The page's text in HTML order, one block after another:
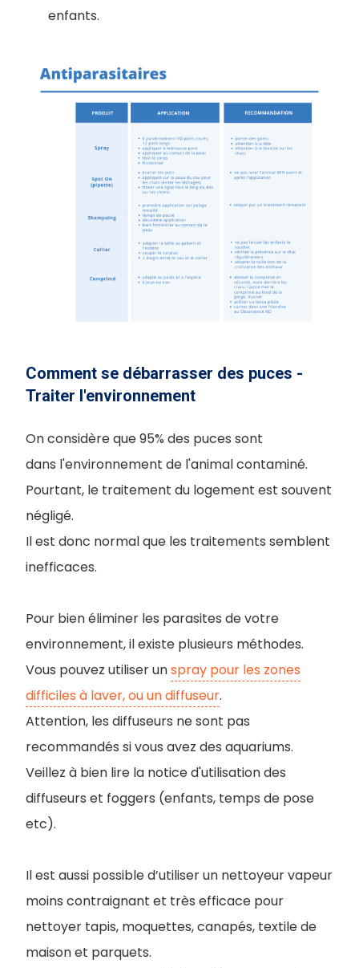
enfants.
Comment se débarrasser des puces -
Traiter l'environnement
On considère que 95% des puces sont
dans l'environnement de l'animal contaminé.
Pourtant, le traitement du logement est souvent
négligé.
Il est donc normal que les traitements semblent
inefficaces.
Pour bien éliminer les parasites de votre
environnement, il existe plusieurs méthodes.
Vous pouvez utiliser unspray pour les zones
difficiles à laver, ou un diffuseur.
Attention, les diffuseurs ne sont pas
recommandés si vous avez des aquariums.
Veillez à bien lire la notice d'utilisation des
diffuseurs et foggers (enfants, temps de pose
etc).
Il est aussi possible d’utiliser un nettoyeur vapeur
moins contraignant et très efficace pour
nettoyer tapis, moquettes, canapés, textile de
maison et parquets.